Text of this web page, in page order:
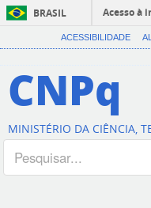
BRASIL
Acesso à
ACESSIBILIDADE
CNPq
MINISTÉRIO DA CIÊNCIA,